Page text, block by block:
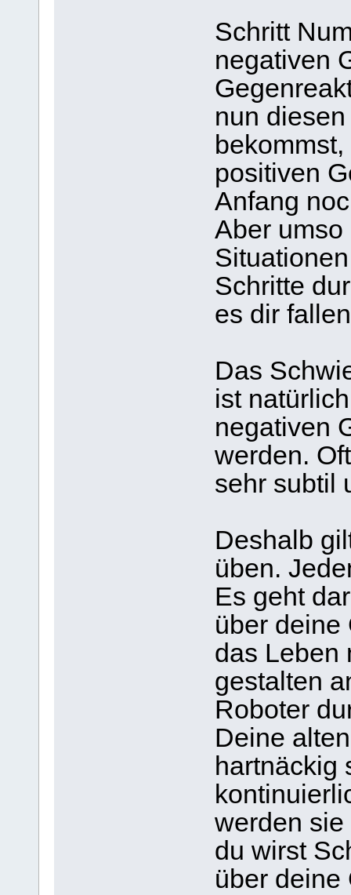
Schritt
negativen
nun
positiven
Anfang
Aber
Schritte
es dir
Das
ist
negativen
werden.
sehr subtil
Deshalb
üben.
Es geht
über deine
das Leben
gestalten
Roboter
Deine
hartnäckig
werden
du wirst
über deine